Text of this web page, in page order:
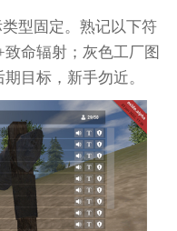
型固定。熟记以下符
命辐射；灰色工厂图
目标，新手勿近。